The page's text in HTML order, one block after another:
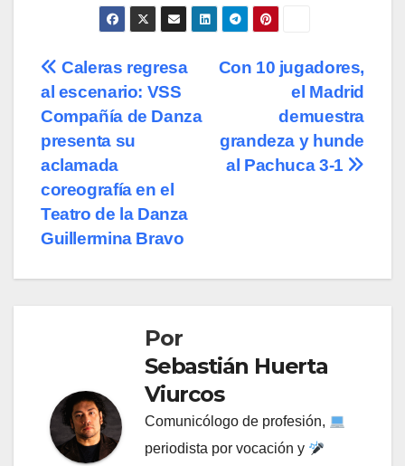
Navegación
de
entradas
Con 10 jugadores,
el Madrid
demuestra
grandeza y hunde
al Pachuca 3-1
Caleras regresa
al escenario: VSS
Compañía de Danza
presenta su
aclamada
coreografía en el
Teatro de la Danza
Guillermina Bravo
Por
Sebastián Huerta
Viurcos
Comunicólogo de profesión,
periodista por vocación y